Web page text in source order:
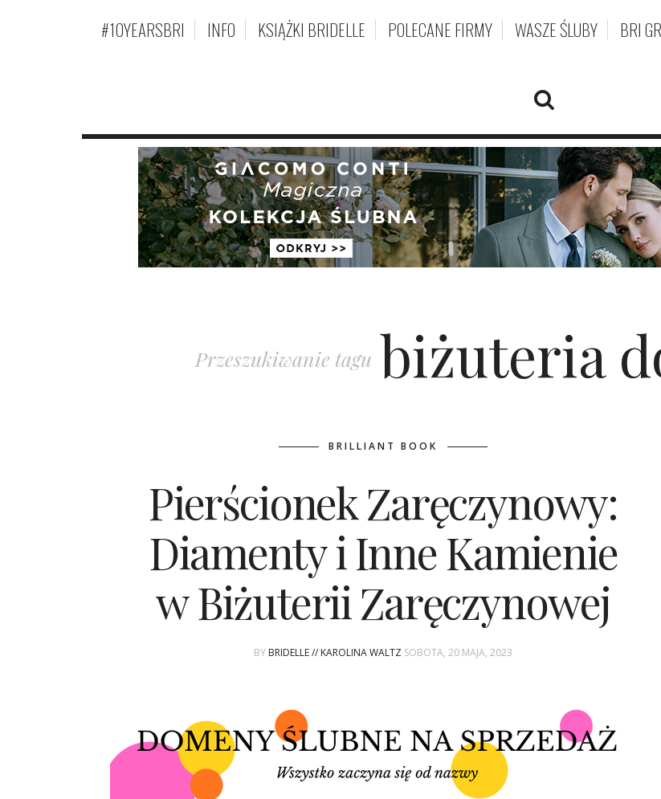
#10YEARSBRI INFO KSIĄŻKI BRIDELLE POLECANE FIRMY WASZE ŚLUBY BRI
Przeszukiwanie tagu biżuteria
BRILLIANT BOOK
Pierścionek Zaręczynowy:
Diamenty i Inne Kamienie
w Biżuterii Zaręczynowej
BY BRIDELLE // KAROLINA WALTZ SOBOTA, 20 MAJA, 2023